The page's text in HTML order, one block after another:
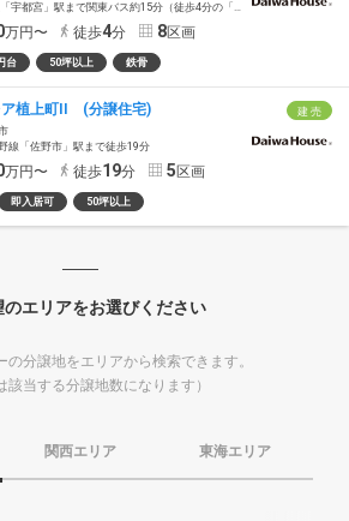
」駅まで関東バス約15分（徒歩4分の「御幸小学校入口」バス停乗車）
万円〜 徒歩4分 8区画
台 50坪以上 鉄骨
建 売
ア植上町II (分譲住宅)
線「佐野市」駅まで徒歩19分
万円〜 徒歩19分 5 区画
即入居可 50坪以上
のエリアをお選びください
の分譲地をエリアから検索できます。
該当する分譲地数になります）
関西エリア 東海エリア